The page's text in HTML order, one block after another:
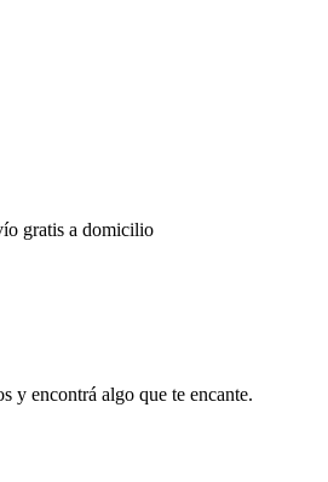
gratis a domicilio
y encontrá algo que te encante.